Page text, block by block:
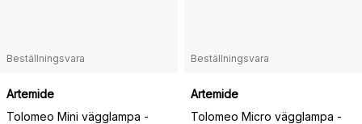
Beställningsvara
Artemide
Tolomeo Mini vägglampa -
Beställningsvara
Artemide
Tolomeo Micro vägglampa -